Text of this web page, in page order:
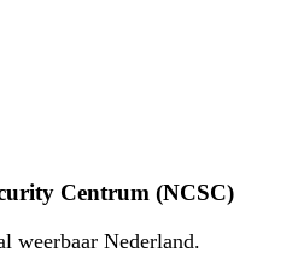
Centrum (NCSC)
weerbaar Nederland.